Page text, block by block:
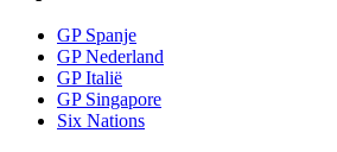
GP Spanje
GP Nederland
GP Italië
GP Singapore
Six Nations